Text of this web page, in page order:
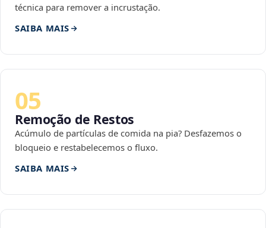
técnica para remover a incrustação.
SAIBA MAIS
05
Remoção de Restos
Acúmulo de partículas de comida na pia? Desfazemos o
bloqueio e restabelecemos o fluxo.
SAIBA MAIS